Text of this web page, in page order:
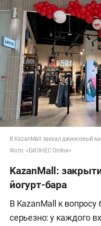
В KazanMall заехал джинсовый
Фото: «БИЗНЕС Online»
KazanMall:
йогурт-бара
В KazanMall к вопросу
серьезно: у каждого